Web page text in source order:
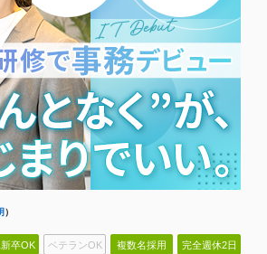
）
卒OK ベテランOK 複数名採用 完全週休2日